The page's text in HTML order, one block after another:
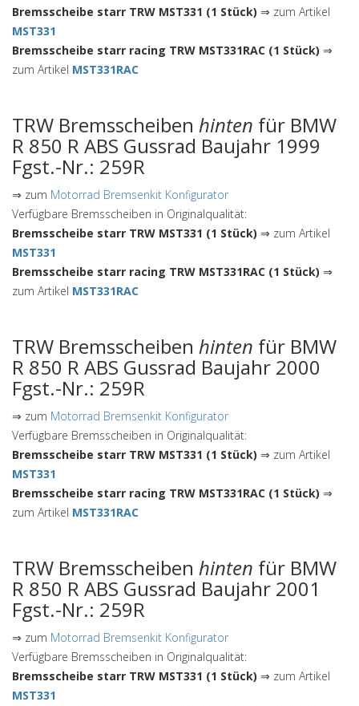
Bremsscheibe starr TRW MST331 (1 Stück) ⇒ zum Artikel
MST331
Bremsscheibe starr racing TRW MST331RAC (1 Stück) ⇒
zum Artikel MST331RAC
TRW Bremsscheiben hinten für BMW
R 850 R ABS Gussrad Baujahr 1999
Fgst.-Nr.: 259R
⇒ zum Motorrad Bremsenkit Konfigurator
Verfügbare Bremsscheiben in Originalqualität:
Bremsscheibe starr TRW MST331 (1 Stück) ⇒ zum Artikel
MST331
Bremsscheibe starr racing TRW MST331RAC (1 Stück) ⇒
zum Artikel MST331RAC
TRW Bremsscheiben hinten für BMW
R 850 R ABS Gussrad Baujahr 2000
Fgst.-Nr.: 259R
⇒ zum Motorrad Bremsenkit Konfigurator
Verfügbare Bremsscheiben in Originalqualität:
Bremsscheibe starr TRW MST331 (1 Stück) ⇒ zum Artikel
MST331
Bremsscheibe starr racing TRW MST331RAC (1 Stück) ⇒
zum Artikel MST331RAC
TRW Bremsscheiben hinten für BMW
R 850 R ABS Gussrad Baujahr 2001
Fgst.-Nr.: 259R
⇒ zum Motorrad Bremsenkit Konfigurator
Verfügbare Bremsscheiben in Originalqualität:
Bremsscheibe starr TRW MST331 (1 Stück) ⇒ zum Artikel
MST331